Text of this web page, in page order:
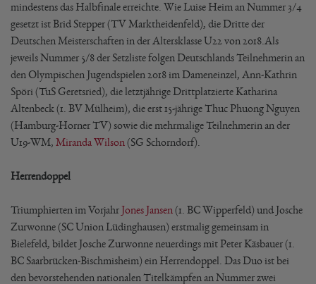
mindestens das Halbfinale erreichte. Wie Luise Heim an Nummer 3/4
gesetzt ist Brid Stepper (TV Marktheidenfeld), die Dritte der
Deutschen Meisterschaften in der Altersklasse U22 von 2018.Als
jeweils Nummer 5/8 der Setzliste folgen Deutschlands Teilnehmerin an
den Olympischen Jugendspielen 2018 im Dameneinzel, Ann-Kathrin
Spöri (TuS Geretsried), die letztjährige Drittplatzierte Katharina
Altenbeck (1. BV Mülheim), die erst 15-jährige Thuc Phuong Nguyen
(Hamburg-Horner TV) sowie die mehrmalige Teilnehmerin an der
U19-WM, Miranda Wilson (SG Schorndorf).
Herrendoppel
Triumphierten im Vorjahr Jones Jansen (1. BC Wipperfeld) und Josche
Zurwonne (SC Union Lüdinghausen) erstmalig gemeinsam in
Bielefeld, bildet Josche Zurwonne neuerdings mit Peter Käsbauer (1.
BC Saarbrücken-Bischmisheim) ein Herrendoppel. Das Duo ist bei
den bevorstehenden nationalen Titelkämpfen an Nummer zwei